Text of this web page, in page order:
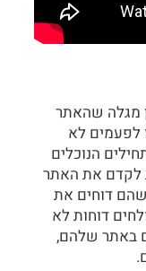
מגלה שהאתר
לפעמים לא
הנוכלים
לקדם את האתר
דוחים את
דוחות לא
באתר שלהם,